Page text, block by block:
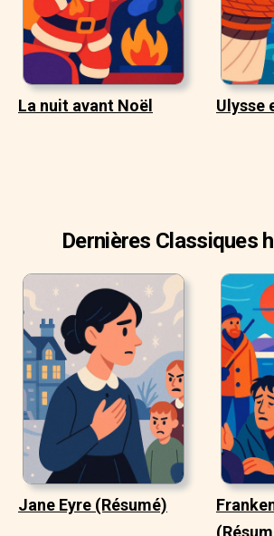
La nuit avant Noël Ulysse
Dernières Classiques
Jane Eyre (Résumé)